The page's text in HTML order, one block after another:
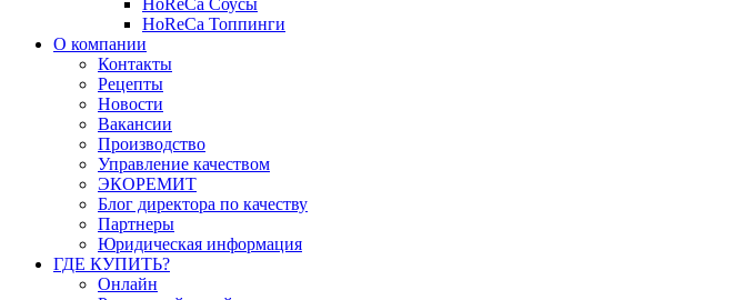
HoReCa Соусы
HoReCa Топпинги
О компании
Контакты
Рецепты
Новости
Вакансии
Производство
Управление качеством
ЭКОРЕМИТ
Блог директора по качеству
Партнеры
Юридическая информация
ГДЕ КУПИТЬ?
Онлайн